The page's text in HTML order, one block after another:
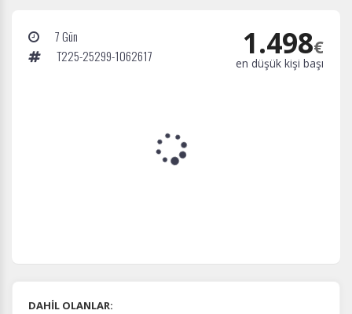
7 Gün
T225-25299-1062617
1.498€
en düşük kişi başı
DAHİL OLANLAR: